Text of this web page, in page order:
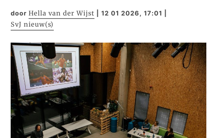
doorHella van der Wijst |12 01 2026, 17:01
SvJ nieuw(s)